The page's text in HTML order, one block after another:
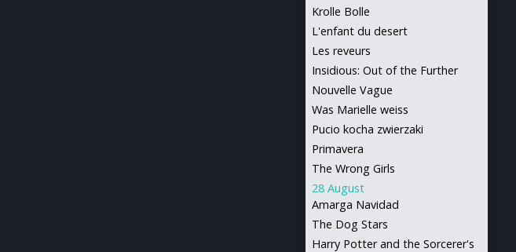
Krolle Bolle
L'enfant du desert
Les reveurs
Insidious: Out of the Further
Nouvelle Vague
Was Marielle weiss
Pucio kocha zwierzaki
Primavera
The Wrong Girls
28 August
Amarga Navidad
The Dog Stars
Harry Potter and the Sorcerer's